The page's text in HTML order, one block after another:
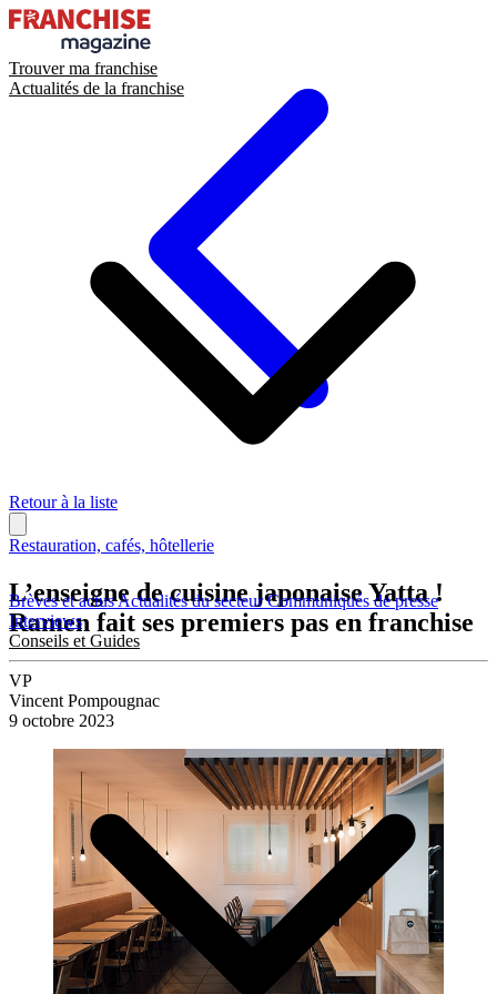
Trouver ma franchise
Actualités de la franchise
Brèves et actusActualités du secteurCommuniqués de presse
Interviews
Conseils et Guides
Retour à la liste
Restauration, cafés, hôtellerie
L’enseigne de cuisine japonaise Yatta !
Ramen fait ses premiers pas en franchise
VP
Vincent Pompougnac
9 octobre 2023